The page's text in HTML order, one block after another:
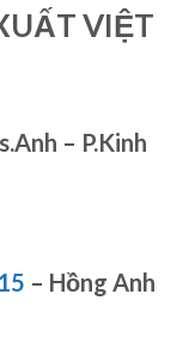
VIỆT
– P.Kinh
– Hồng Anh